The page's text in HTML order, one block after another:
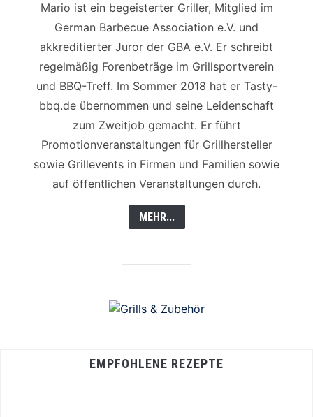
Mario ist ein begeisterter Griller, Mitglied im
German Barbecue Association e.V. und
akkreditierter Juror der GBA e.V. Er schreibt
regelmäßig Forenbeträge im Grillsportverein
und BBQ-Treff. Im Sommer 2018 hat er Tasty-
bbq.de übernommen und seine Leidenschaft
zum Zweitjob gemacht. Er führt
Promotionveranstaltungen für Grillhersteller
sowie Grillevents in Firmen und Familien sowie
auf öffentlichen Veranstaltungen durch.
MEHR...
EMPFOHLENE REZEPTE